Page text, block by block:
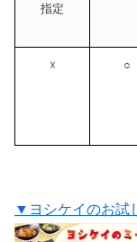
指定
☓ ○
▼ヨシケイのお試